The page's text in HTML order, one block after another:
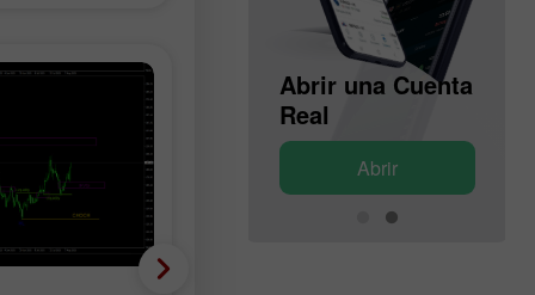
Abrir una Cuenta
de Demostración
Abrir una Cuenta
Real
Abrir